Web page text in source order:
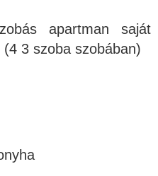
apartman saját
3 szoba szobában)